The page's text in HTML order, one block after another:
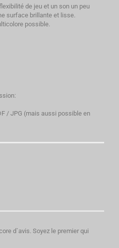
de jeu et un son un peu
surface brillante et lisse.
possible.
/ JPG (mais aussi possible en
d`avis. Soyez le premier qui